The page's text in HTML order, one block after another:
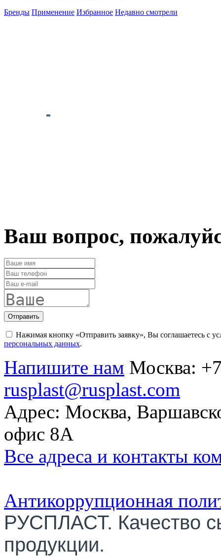
Бренды Применение Избранное Недавно смотрели
Ваш вопрос,
Отправить
Нажимая кнопку «Отправить заявку», Вы соглашаетесь с
персональных данных.
Напишите нам Москва:
rusplast@rusplast.com
Адрес: Москва,
офис 8А
Все адреса и контакты
Антикоррупционная
РУСПЛАСТ. Качество
продукции.